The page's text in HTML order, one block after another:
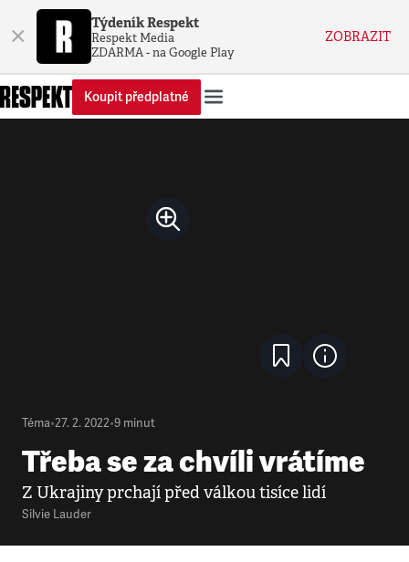
× Týdeník Respekt
Respekt Media
ZDARMA - na Google Play
ZOBRAZIT
Koupit předplatné
Téma•27. 2. 2022•9 minut
Třeba se za chvíli vrátíme
Z Ukrajiny prchají před válkou tisíce lidí
Silvie Lauder